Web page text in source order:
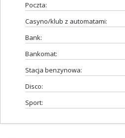
Poczta:
Casyno/klub z automatami:
Bank:
Bankomat:
Stacja benzynowa:
Disco:
Sport: